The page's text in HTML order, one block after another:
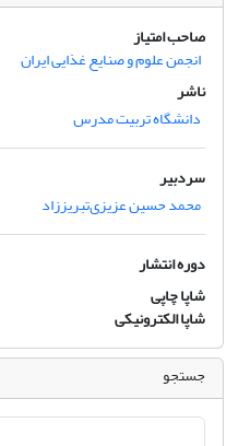
صاحب امتیاز
انجمن علوم و صنایع غذایی ایران
ناشر
دانشگاه تربیت مدرس
سردبیر
محمد حسین عزیزی‌تبریززاد
دوره انتشار
شاپا چاپی
شاپا الکترونیکی
جستجو